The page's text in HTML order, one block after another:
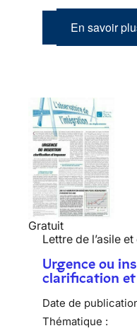
En savoir
Gratuit
Lettre de l’asile
Urgence ou
clarification
Date de
Thématique :